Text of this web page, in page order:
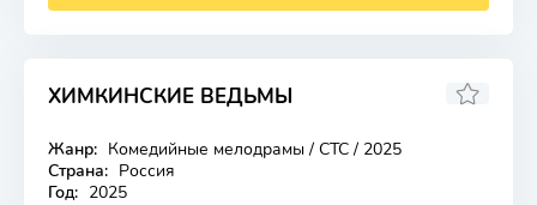
ХИМКИНСКИЕ ВЕДЬМЫ
Жанр: Комедийные мелодрамы / СТС / 2025
Страна: Россия
Год: 2025